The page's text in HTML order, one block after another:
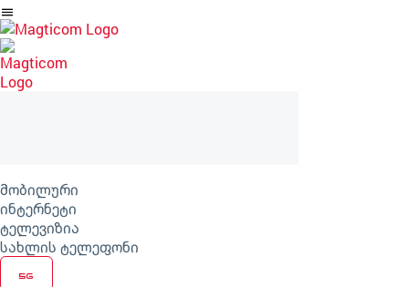
არტიკლზე
გადასვლა
მობილური
ინტერნეტი
ტელევიზია
სახლის ტელეფონი